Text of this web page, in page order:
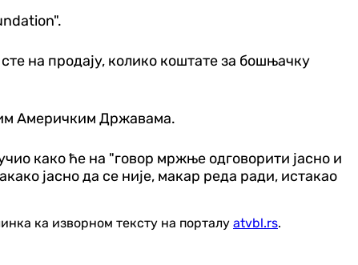
на продају, колико коштате за бошњачку
Америчким Државама.
како ће на "говор мржње одговорити јасно и
јасно да се није, макар реда ради, истакао
ка изворном тексту на порталу atvbl.rs.